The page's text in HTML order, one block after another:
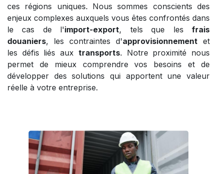
ces régions uniques. Nous sommes conscients des
enjeux complexes auxquels vous êtes confrontés dans
le cas de l'import-export, tels que lesfrais
douaniers, les contraintes d'approvisionnement et
les défis liés aux transports. Notre proximité nous
permet de mieux comprendre vos besoins et de
développer des solutions qui apportent une valeur
réelle à votre entreprise.